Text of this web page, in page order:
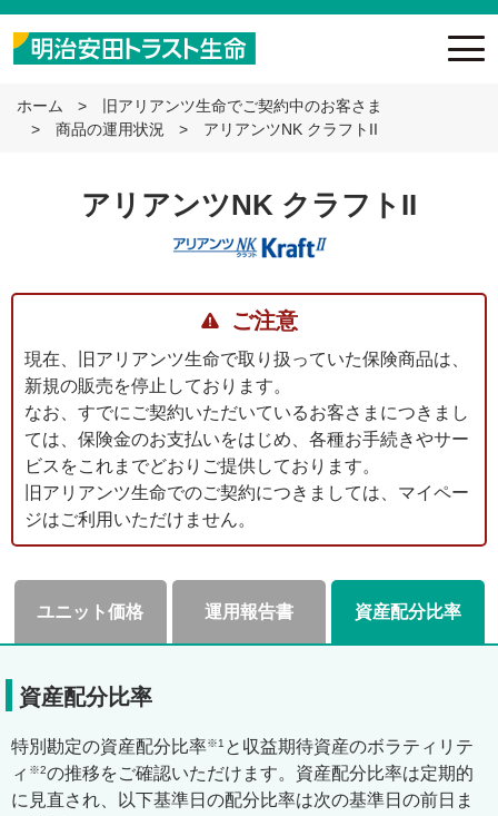
ホーム
旧アリアンツ生命でご契約中のお客さま
商品の運用状況
アリアンツNK クラフトII
アリアンツNK クラフトII
ご注意
現在、旧アリアンツ生命で取り扱っていた保険商品は、
新規の販売を停止しております。
なお、すでにご契約いただいているお客さまにつきまし
ては、保険金のお支払いをはじめ、各種お手続きやサー
ビスをこれまでどおりご提供しております。
旧アリアンツ生命でのご契約につきましては、マイペー
ジはご利用いただけません。
ユニット価格 運用報告書 資産配分比率
資産配分比率
特別勘定の資産配分比率※1 と収益期待資産のボラティリテ
ィ ※2の推移をご確認いただけます。資産配分比率は定期的
に見直され、以下基準日の配分比率は次の基準日の前日ま